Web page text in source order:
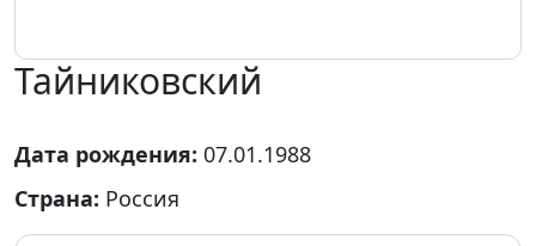
Тайниковский
Дата рождения: 07.01.1988
Страна: Россия